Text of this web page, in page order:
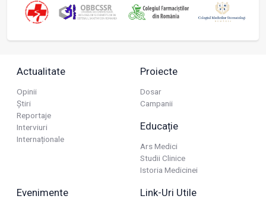
Actualitate
Opinii
Știri
Reportaje
Interviuri
Internaționale
Proiecte
Dosar
Campanii
Educație
Ars Medici
Studii Clinice
Istoria Medicinei
Evenimente Link-Uri Utile